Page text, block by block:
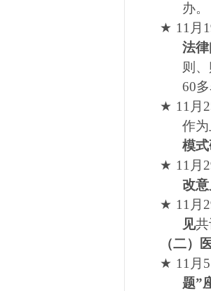
办。
★ 11 月
法
则
60
★ 11 月
作
模
★ 11 月
改
★ 11 月
见
（二）
★ 11 月 5
题”